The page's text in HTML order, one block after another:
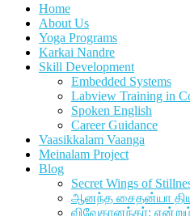
Home
About Us
Yoga Programs
Karkai Nandre
Skill Development
Embedded Systems
Labview Training in
Spoken English
Career Guidance
Vaasikkalam Vaanga
Meinalam Project
Blog
Secret Wings of
ஆனந்த சைதன்யா
விவேகானந்தர்: